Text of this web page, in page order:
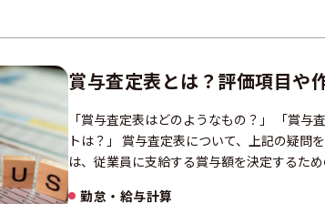
賞与査定表とは？評価項目や
「賞与査定表はどのようなもの？」 「賞
トは？」 賞与査定表について、上記の疑問
は、従業員に支給する賞与額を決定するた
勤怠・給与計算